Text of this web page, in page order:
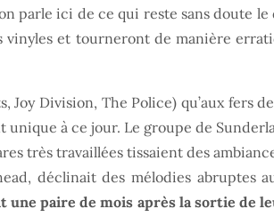
parle ici de ce qui reste sans doute
et tourneront de manière
Joy Division, The Police) qu’aux fers
unique à ce jour. Le groupe de
très travaillées tissaient des
déclinait des mélodies abruptes
une paire de mois après la sortie de